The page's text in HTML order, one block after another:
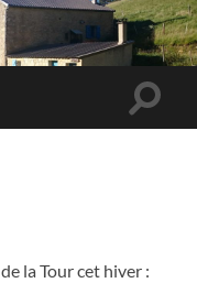
Toggle
la Tour cet hiver :